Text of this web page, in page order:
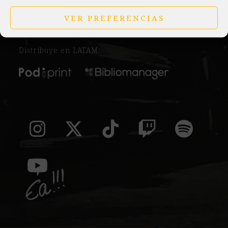
VER PREFERENCIAS
Distribuye en exclusiva en España:
Distribuye en LATAM:
Instagram
TwitterTiktokTwitch
YouTube